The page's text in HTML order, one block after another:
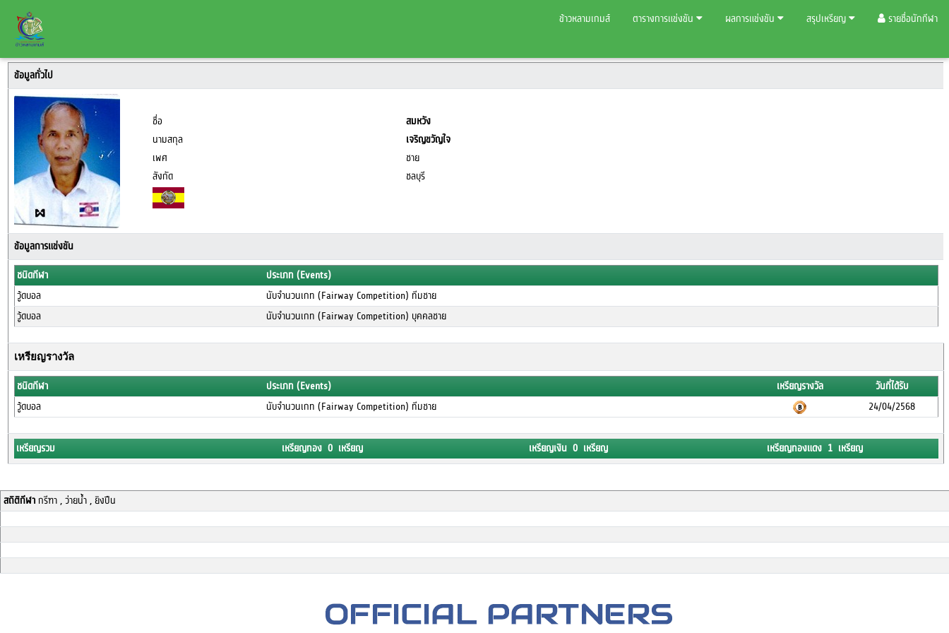
ข้าวหลามเกมส์ ตารางการแข่งขัน ผลการแข่งขัน สรุปเหรียญ รายชื่อนักกีฬา
ข้อมูลทั่วไป
ชื่อ
สมหวัง
นามสกุล
เจริญขวัญใจ
เพศ
ชาย
สังกัด
ชลบุรี
ข้อมูลการแข่งขัน
ชนิดกีฬา
ประเภท (Events)
วู้ดบอล
นับจำนวนเกท (Fairway Competition) ทีมชาย
วู้ดบอล
นับจำนวนเกท (Fairway Competition) บุคคลชาย
เหรียญรางวัล
ชนิดกีฬา ประเภท (Events) เหรียญรางวัล
วันที่ได้รับ
วู้ดบอล
นับจำนวนเกท (Fairway Competition) ทีมชาย 24/04/2568
เหรียญรวม เหรียญทอง 0 เหรียญ เหรียญเงิน 0 เหรียญ เหรียญทองแดง 1 เหรียญ
สถิติกีฬากรีฑา , ว่ายน้ำ , ยิงปืน